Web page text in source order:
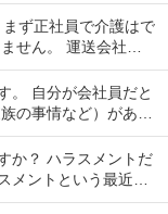
ず正社員で介護はで
せん。 運送会社の
つ...
。 自分が会社員だと
の事情など）があ
内容を...
か？ ハラスメントだ
メントという最近の
ば良い気...